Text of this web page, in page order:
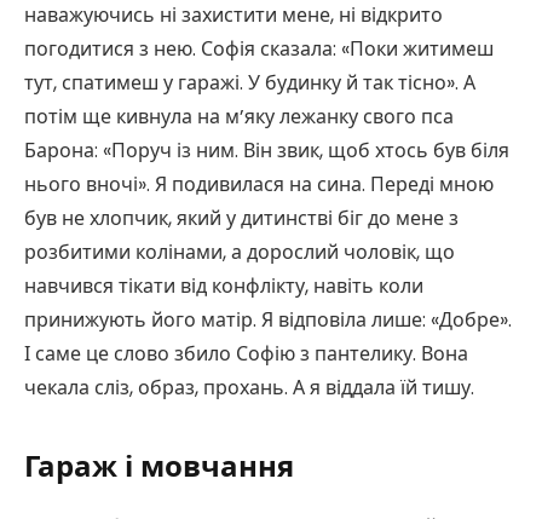
наважуючись ні захистити мене, ні відкрито
погодитися з нею. Софія сказала: «Поки житимеш
тут, спатимеш у гаражі. У будинку й так тісно». А
потім ще кивнула на м’яку лежанку свого пса
Барона: «Поруч із ним. Він звик, щоб хтось був біля
нього вночі». Я подивилася на сина. Переді мною
був не хлопчик, який у дитинстві біг до мене з
розбитими колінами, а дорослий чоловік, що
навчився тікати від конфлікту, навіть коли
принижують його матір. Я відповіла лише: «Добре».
І саме це слово збило Софію з пантелику. Вона
чекала сліз, образ, прохань. А я віддала їй тишу.
Гараж і мовчання